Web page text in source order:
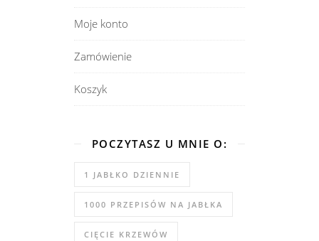
Moje konto
Zamówienie
Koszyk
POCZYTASZ U MNIE O:
1 JABŁKO DZIENNIE
1000 PRZEPISÓW NA JABŁKA
CIĘCIE KRZEWÓW